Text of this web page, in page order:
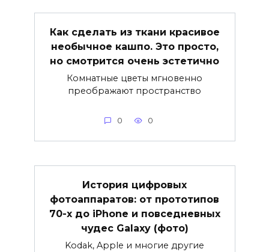
Как сделать из ткани красивое
необычное кашпо. Это просто,
но смотрится очень эстетично
Комнатные цветы мгновенно
преображают пространство
0 0
История цифровых
фотоаппаратов: от прототипов
70-х до iPhone и повседневных
чудес Galaxy (фото)
Kodak, Apple и многие другие